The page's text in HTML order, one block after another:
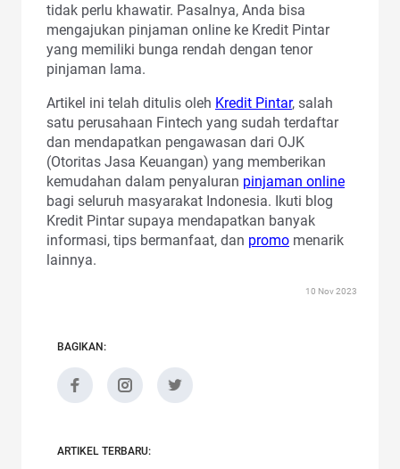
tidak perlu khawatir. Pasalnya, Anda bisa
mengajukan pinjaman online ke Kredit Pintar
yang memiliki bunga rendah dengan tenor
pinjaman lama.
Artikel ini telah ditulis oleh Kredit Pintar, salah
satu perusahaan Fintech yang sudah terdaftar
dan mendapatkan pengawasan dari OJK
(Otoritas Jasa Keuangan) yang memberikan
kemudahan dalam penyaluran pinjaman online
bagi seluruh masyarakat Indonesia. Ikuti blog
Kredit Pintar supaya mendapatkan banyak
informasi, tips bermanfaat, dan promo menarik
lainnya.
10 Nov 2023
BAGIKAN:
ARTIKEL TERBARU: